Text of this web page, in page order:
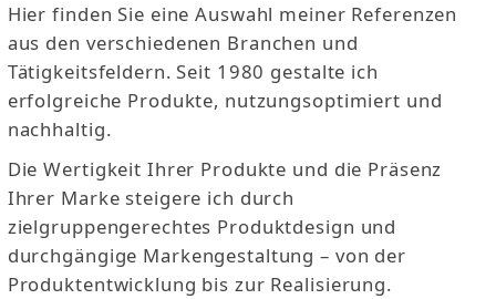
e
s
i
n
d
h
Hier finden Sie eine Auswahl meiner Referenzen
aus den verschiedenen Branchen und
Tätigkeitsfeldern. Seit 1980 gestalte ich
erfolgreiche Produkte, nutzungsoptimiert und
nachhaltig.
Die Wertigkeit Ihrer Produkte und die Präsenz
Ihrer Marke steigere ich durch
zielgruppengerechtes Produktdesign und
durchgängige Markengestaltung – von der
Produktentwicklung bis zur Realisierung.